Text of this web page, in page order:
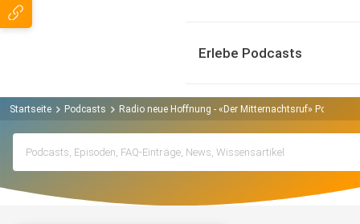
Erlebe Podcasts
Startseite Podcasts Radio neue Hoffnung - «Der Mitternachtsruf» Podcast